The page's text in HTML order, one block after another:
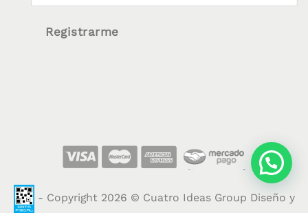
Registrarme
- Copyright 2026 © Cuatro Ideas Group Diseño y